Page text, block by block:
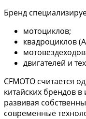
Бренд
мотоциклов;
квадроциклов
мотовездеходов
двигателей и
CFMOTO считается
китайских брендов
развивая
современные